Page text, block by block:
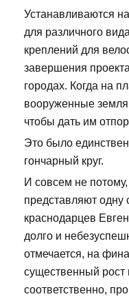
Устанавливаются
для различного
креплений для
завершения
городах. Когда на
вооруженные
чтобы дать им
Это было
гончарный круг.
И совсем не
представляют одну
краснодарцев
долго и
отмечается, на
существенный рост
соответственно,